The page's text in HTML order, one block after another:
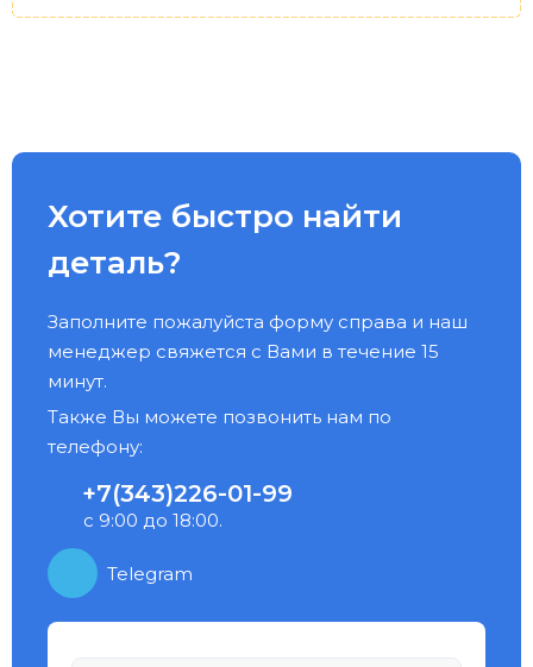
Хотите быстро найти
деталь?
Заполните пожалуйста форму справа и наш
менеджер свяжется с Вами в течение 15
минут.
Также Вы можете позвонить нам по
телефону:
+7(343)226-01-99
с 9:00 до 18:00.
Telegram